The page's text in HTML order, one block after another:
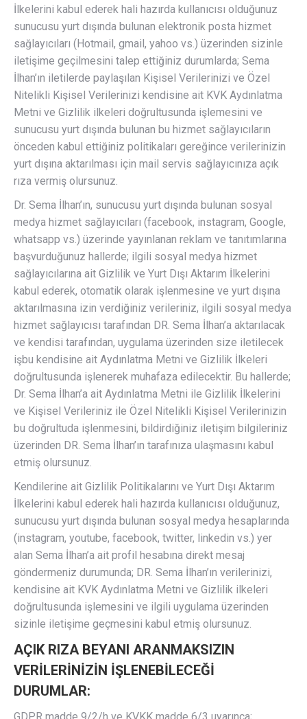
İlkelerini kabul ederek hali hazırda kullanıcısı olduğunuz
sunucusu yurt dışında bulunan elektronik posta hizmet
sağlayıcıları (Hotmail, gmail, yahoo vs.) üzerinden sizinle
iletişime geçilmesini talep ettiğiniz durumlarda; Sema
İlhan’ın iletilerde paylaşılan Kişisel Verilerinizi ve Özel
Nitelikli Kişisel Verilerinizi kendisine ait KVK Aydınlatma
Metni ve Gizlilik ilkeleri doğrultusunda işlemesini ve
sunucusu yurt dışında bulunan bu hizmet sağlayıcıların
önceden kabul ettiğiniz politikaları gereğince verilerinizin
yurt dışına aktarılması için mail servis sağlayıcınıza açık
rıza vermiş olursunuz.
Dr. Sema İlhan’ın, sunucusu yurt dışında bulunan sosyal
medya hizmet sağlayıcıları (facebook, instagram, Google,
whatsapp vs.) üzerinde yayınlanan reklam ve tanıtımlarına
başvurduğunuz hallerde; ilgili sosyal medya hizmet
sağlayıcılarına ait Gizlilik ve Yurt Dışı Aktarım İlkelerini
kabul ederek, otomatik olarak işlenmesine ve yurt dışına
aktarılmasına izin verdiğiniz verileriniz, ilgili sosyal medya
hizmet sağlayıcısı tarafından DR. Sema İlhan’a aktarılacak
ve kendisi tarafından, uygulama üzerinden size iletilecek
işbu kendisine ait Aydınlatma Metni ve Gizlilik İlkeleri
doğrultusunda işlenerek muhafaza edilecektir. Bu hallerde;
Dr. Sema İlhan’a ait Aydınlatma Metni ile Gizlilik İlkelerini
ve Kişisel Verileriniz ile Özel Nitelikli Kişisel Verilerinizin
bu doğrultuda işlenmesini, bildirdiğiniz iletişim bilgileriniz
üzerinden DR. Sema İlhan’ın tarafınıza ulaşmasını kabul
etmiş olursunuz.
Kendilerine ait Gizlilik Politikalarını ve Yurt Dışı Aktarım
İlkelerini kabul ederek hali hazırda kullanıcısı olduğunuz,
sunucusu yurt dışında bulunan sosyal medya hesaplarında
(instagram, youtube, facebook, twitter, linkedin vs.) yer
alan Sema İlhan’a ait profil hesabına direkt mesaj
göndermeniz durumunda; DR. Sema İlhan’ın verilerinizi,
kendisine ait KVK Aydınlatma Metni ve Gizlilik ilkeleri
doğrultusunda işlemesini ve ilgili uygulama üzerinden
sizinle iletişime geçmesini kabul etmiş olursunuz.
AÇIK RIZA BEYANI ARANMAKSIZIN
VERİLERİNİZİN İŞLENEBİLECEĞİ
DURUMLAR: